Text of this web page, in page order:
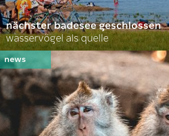
nächster badesee geschlossen
wasservögel als quelle